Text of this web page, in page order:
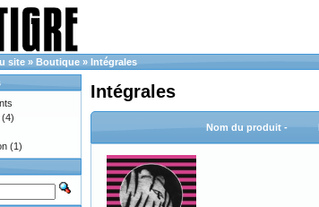
site » Boutique » Intégrales
Intégrales
Nom du produit -
(4)
(1)